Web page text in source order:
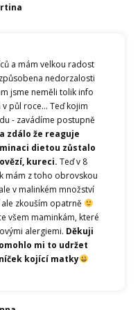
a mám velkou radost
nedorzalosti
jsme neměli tolik info
půl roce... Teď kojim
- zavádíme postupně
zdálo že reaguje
dietou zůstalo
kureci. Teď v 8
mám z toho obrovskou
v malinkém množství
zkouším opatrně
všem maminkám, které
alergiemi. Děkuji
mi to udržet
kojící matky